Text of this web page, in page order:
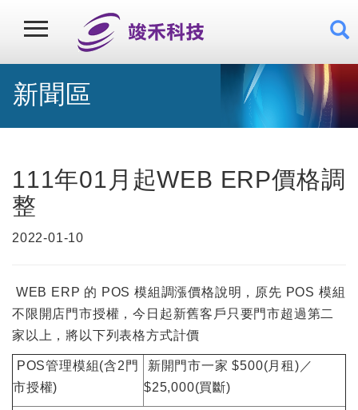
新聞區
111年01月起WEB ERP價格調
整
2022-01-10
WEB ERP 的 POS 模組調漲價格說明，原先 POS 模組
不限開店門市授權，今日起新舊客戶只要門市超過第二
家以上，將以下列表格方式計價
POS管理模組(含2門
市授權)
新開門市一家 $500(月租)／
$25,000(買斷)